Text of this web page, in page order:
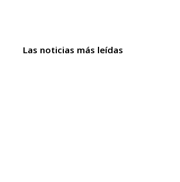
Las noticias más leídas